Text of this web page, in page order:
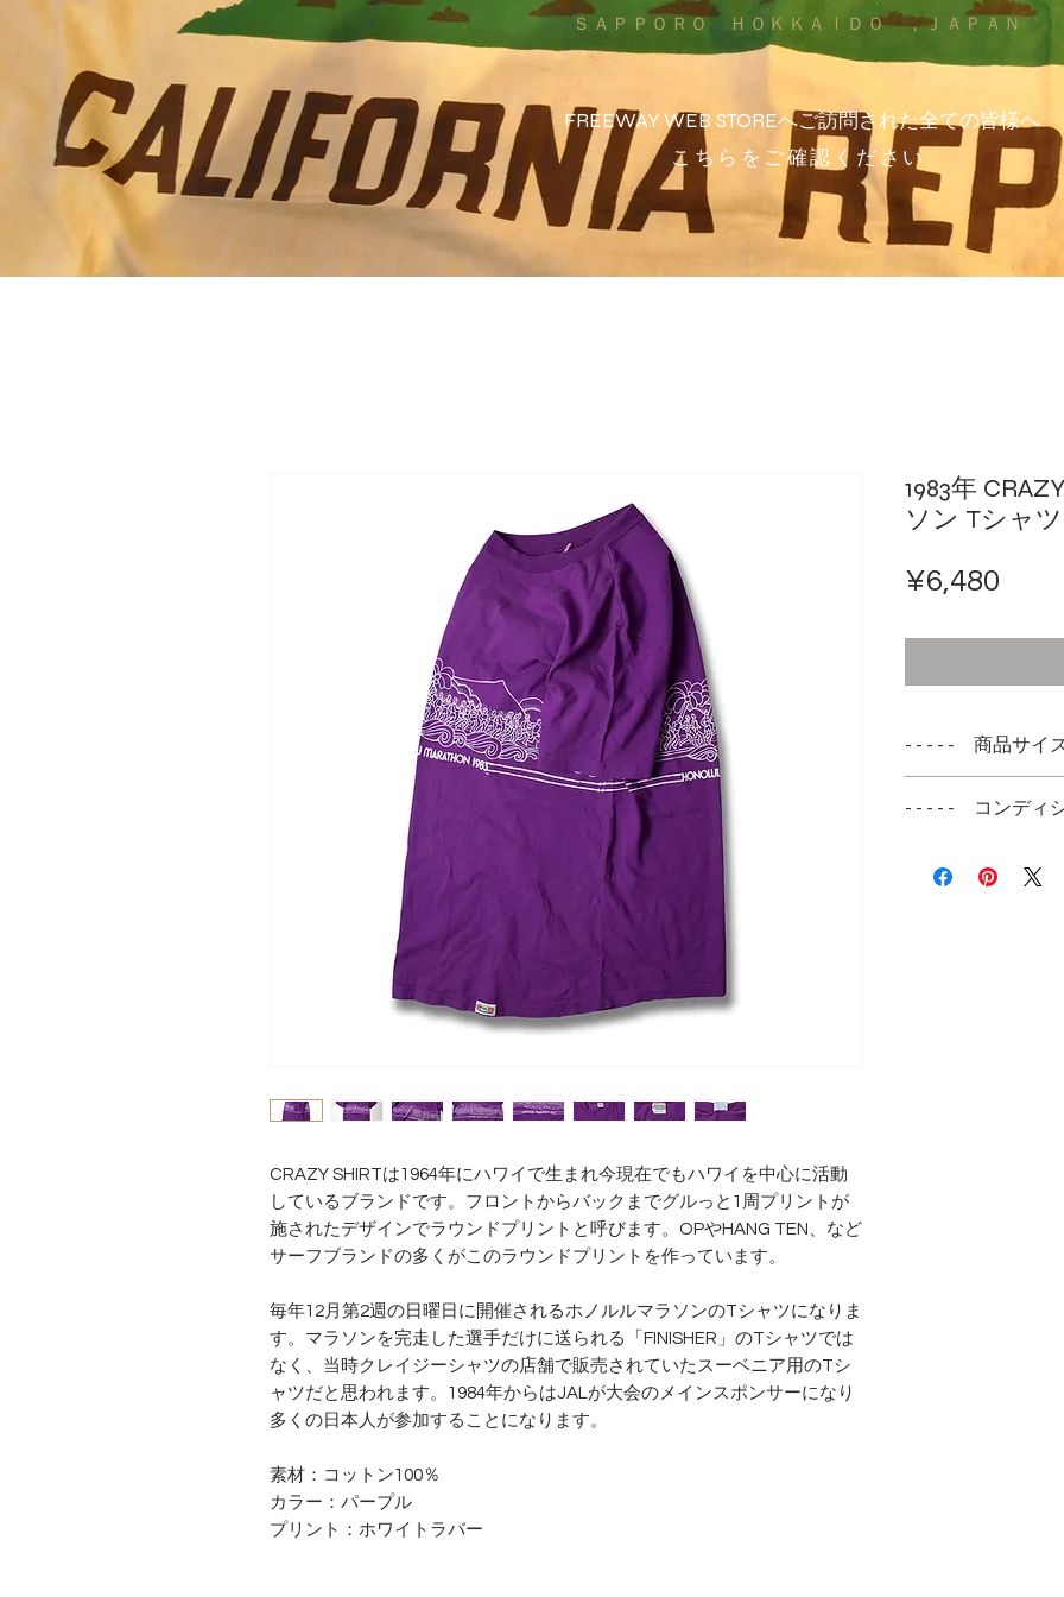
ＳＡＰＰＯＲＯ ＨＯＫＫＡＩＤＯ ，ＪＡＰＡＮ
FREEWAY WEB STOREへご訪問された全ての皆様へ
こちらをご確認ください
CRAZY SHIRTは1964年にハワイで生まれ今現在でもハワイを中心に活動
しているブランドです。フロントからバックまでグルっと1周プリントが
施されたデザインでラウンドプリントと呼びます。OPやHANG TEN、など
サーフブランドの多くがこのラウンドプリントを作っています。
毎年12月第2週の日曜日に開催されるホノルルマラソンのTシャツになりま
す。マラソンを完走した選手だけに送られる「FINISHER」のTシャツでは
なく、当時クレイジーシャツの店舗で販売されていたスーベニア用のTシ
ャツだと思われます。1984年からはJALが大会のメインスポンサーになり
多くの日本人が参加することになります。
素材：コットン100％
カラー：パープル
プリント：ホワイトラバー
1983年
ソン Tシャツ
¥6,480
- - - - - 商品サイ
実寸サイズ
- - - - - コンディ
特筆すべきダメ